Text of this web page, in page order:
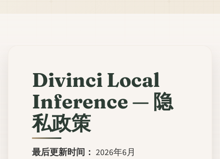
Divinci Local
Inference — 隐
私政策
最后更新时间： 2026年6月